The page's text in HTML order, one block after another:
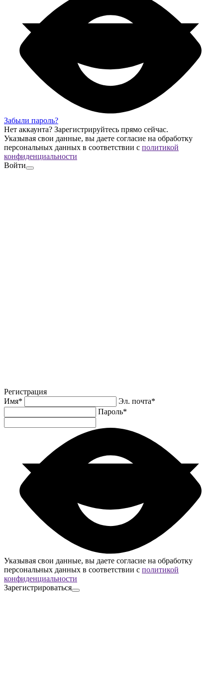
Забыли пароль?
Нет аккаунта? Зарегистрируйтесь прямо сейчас.
Указывая свои данные, вы даете согласие на обработку
персональных данных в соответствии с политикой
конфиденциальности
Войти
Регистрация
Имя* Эл. почта*
Пароль*
Указывая свои данные, вы даете согласие на обработку
персональных данных в соответствии с политикой
конфиденциальности
Зарегистрироваться